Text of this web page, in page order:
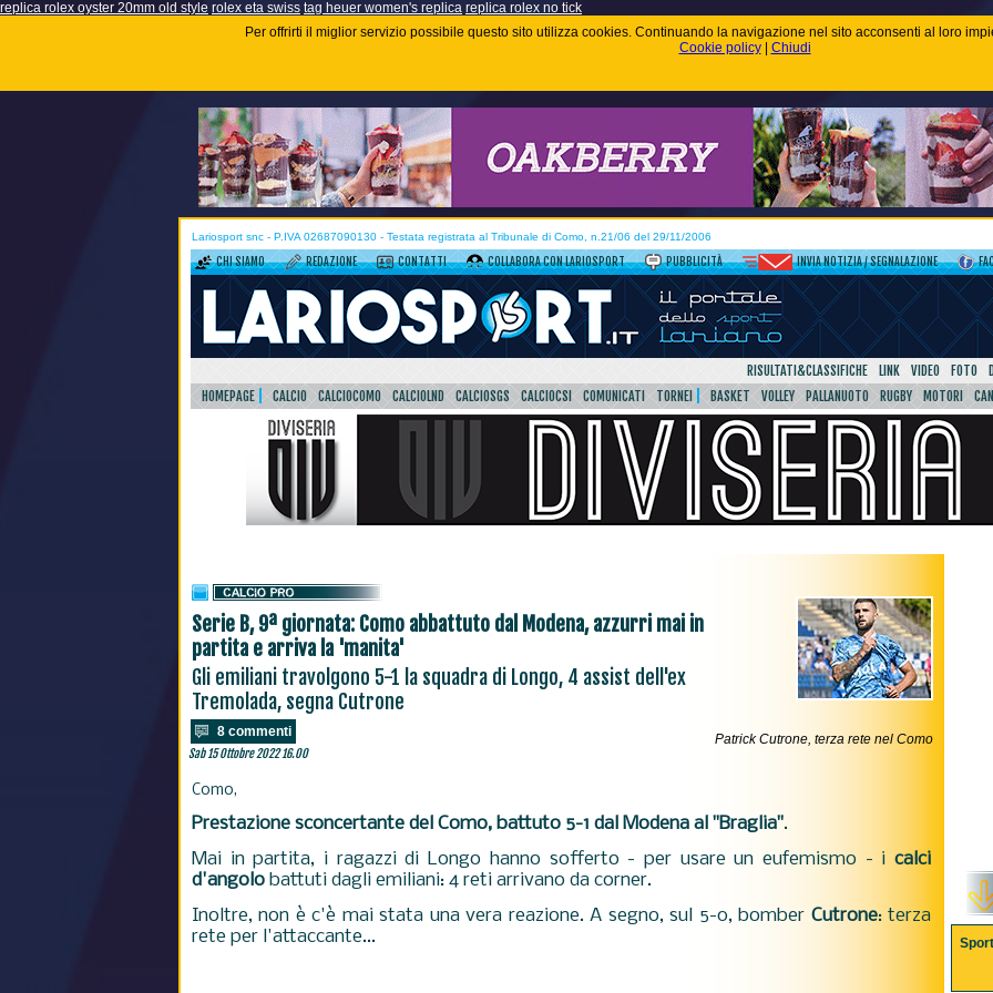
replica rolex oyster 20mm old style rolex eta swiss tag heuer women's replica replica rolex no tick
Per offrirti il miglior servizio possibile questo sito utilizza cookies. Continuando la navigazione nel sito acconsenti al loro
Cookie policy| Chiudi
Lariosport snc - P.IVA 02687090130 - Testata registrata al Tribunale di Como, n.21/06 del 29/11/2006
CHI SIAMO REDAZIONE CONTATTI COLLABORA CON LARIOSPORT PUBBLICITÀ INVIA NOTIZIA / SEGNALAZIONE
RISULTATI&CLASSIFICHE LINK VIDEO FOTO
HOMEPAGE
CALCIO CALCIOCOMO CALCIOLND CALCIOSGS CALCIOCSI COMUNICATI TORNEI BASKET VOLLEY PALLANUOTO RUGBY MOTORI
Serie B, 9ª giornata: Como abbattuto dal Modena, azzurri mai in
partita e arriva la 'manita'
Gli emiliani travolgono 5-1 la squadra di Longo, 4 assist dell'ex
Tremolada, segna Cutrone
8 commenti
Sab 15 Ottobre 2022 16.00
Patrick Cutrone, terza rete nel Como
Como,
Prestazione sconcertante del Como, battuto 5-1 dal Modena al "Braglia".
Mai in partita, i ragazzi di Longo hanno sofferto - per usare un eufemismo - i calci
d'angolo battuti dagli emiliani: 4 reti arrivano da corner.
Inoltre, non è c'è mai stata una vera reazione. A segno, sul 5-0, bomber Cutrone: terza
rete per l'attaccante...
Sport